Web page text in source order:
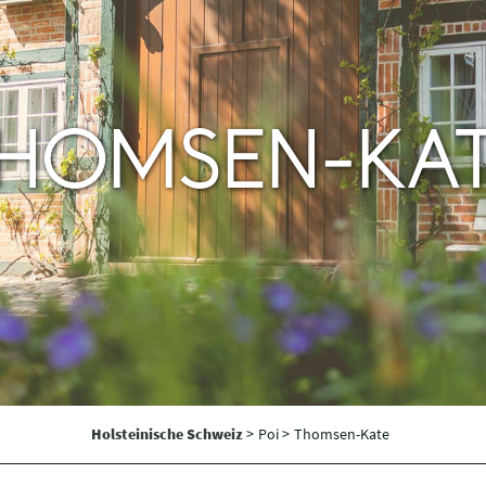
Holsteinische Schweiz> Poi > Thomsen-Kate